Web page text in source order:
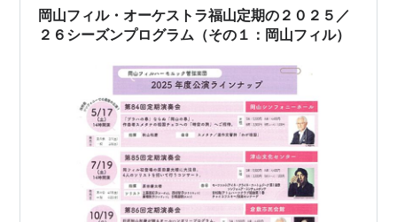
いという趣旨の役職だが、中部フィル・日本センチ…
岡山フィル・オーケストラ福山定期の２０２５／
２６シーズンプログラム（その１：岡山フィル）